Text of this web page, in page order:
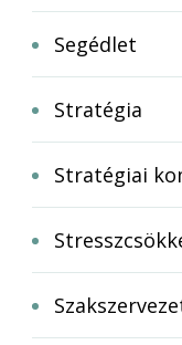
Segédlet
Stratégia
Stratégiai